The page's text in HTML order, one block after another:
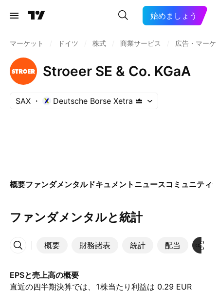
始めましょう
マーケット ドイツ 株式 商業サービス 広告・マー
Stroeer SE & Co. KGaA
SAX Deutsche Borse Xetra
概要ファンダメンタルドキュメント ニュースコミュニティ
ファンダメンタルと統計
概要 財務諸表 統計 配当 決算
その他
EPSと売上高の概要
直近の四半期決算では、1株当たり利益は 0.29 EUR